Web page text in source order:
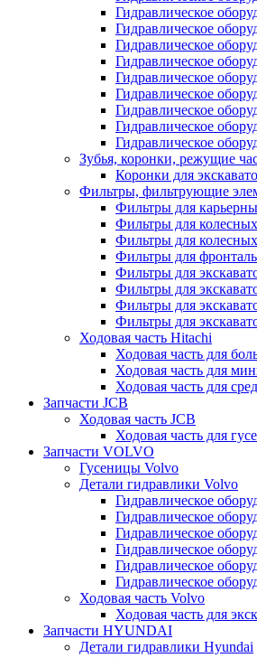
Гидравлическое
Гидравлическое
Гидравлическое
Гидравлическое
Гидравлическое
Гидравлическое
Гидравлическое
Гидравлическое
Гидравлическое
Зубья, коронки, режущие
Коронки для
Фильтры, фильтрующие
Фильтры для
Фильтры для
Фильтры для
Фильтры для
Фильтры для
Фильтры для
Фильтры для
Фильтры для
Ходовая часть Hitachi
Ходовая часть для
Ходовая часть для
Ходовая часть для
Запчасти JCB
Ходовая часть JCB
Ходовая часть для
Запчасти VOLVO
Гусеницы Volvo
Детали гидравлики Volvo
Гидравлическое
Гидравлическое
Гидравлическое
Гидравлическое
Гидравлическое
Гидравлическое
Ходовая часть Volvo
Ходовая часть для
Запчасти HYUNDAI
Детали гидравлики Hyundai